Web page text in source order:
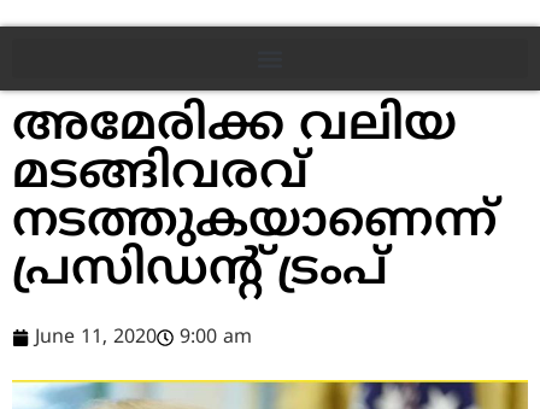
അമേരിക്ക വലിയ
മടങ്ങിവരവ്
നടത്തുകയാണെന്ന്
പ്രസിഡന്‍റ് ട്രംപ്
June 11, 2020 9:00 am